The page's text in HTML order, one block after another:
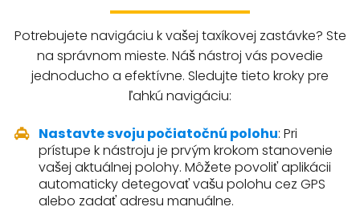
Potrebujete navigáciu k vašej taxíkovej zastávke? Ste
na správnom mieste. Náš nástroj vás povedie
jednoducho a efektívne. Sledujte tieto kroky pre
ľahkú navigáciu:
Nastavte svoju počiatočnú polohu: Pri
prístupe k nástroju je prvým krokom stanovenie
vašej aktuálnej polohy. Môžete povoliť aplikácii
automaticky detegovať vašu polohu cez GPS
alebo zadať adresu manuálne.